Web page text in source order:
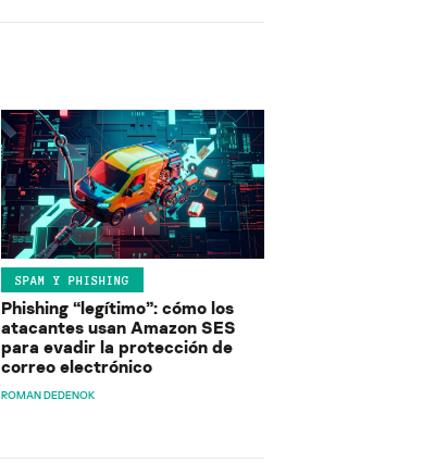
SPAM Y PHISHING
Phishing “legítimo”: cómo los
atacantes usan Amazon SES
para evadir la protección de
correo electrónico
ROMAN DEDENOK